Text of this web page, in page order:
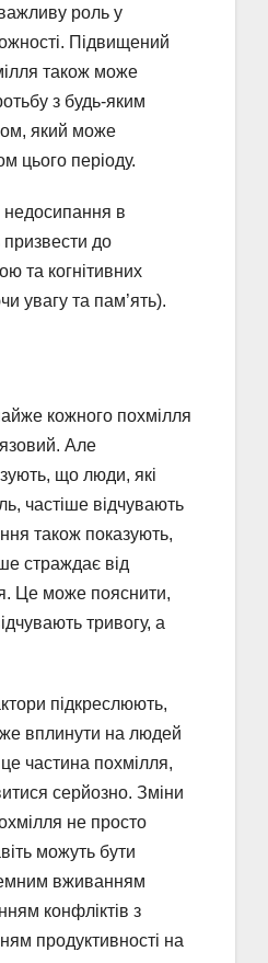
роль у
Підвищений
також може
з будь-яким
який може
цього періоду.
недосипання в
до
та когнітивних
увагу та пам’ять).
кожного похмілля
Але
що люди, які
частіше відчувають
також показують,
страждає від
Це може пояснити,
тривогу, а
підкреслюють,
вплинути на людей
частина похмілля,
серйозно. Зміни
не просто
можуть бути
вживанням
конфліктів з
продуктивності на